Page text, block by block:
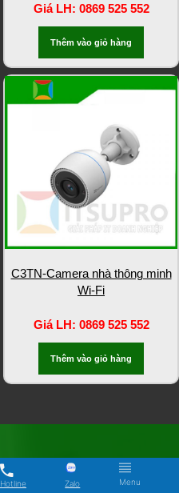
Giá LH: 0869 525 552
Thêm vào giỏ hàng
C3TN-Camera nhà thông minh
Wi-Fi
Giá LH: 0869 525 552
Thêm vào giỏ hàng
Hotline Zalo Menu
CHÍNH SÁCH & QUY ĐỊNH